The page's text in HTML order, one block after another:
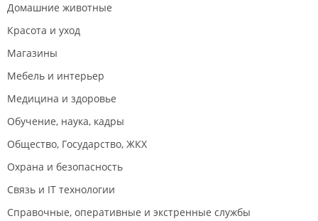
Домашние животные
Красота и уход
Магазины
Мебель и интерьер
Медицина и здоровье
Обучение, наука, кадры
Общество, Государство, ЖКХ
Охрана и безопасность
Связь и IT технологии
Справочные, оперативные и экстренные службы